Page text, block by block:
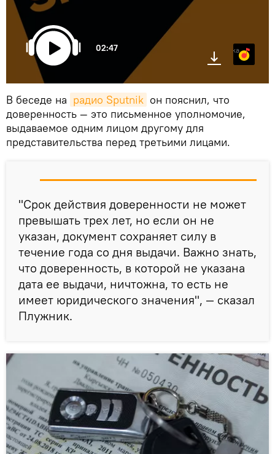
02:47 Яндекс.Музыка
В беседе на радио Sputnik он пояснил, что
доверенность — это письменное уполномочие,
выдаваемое одним лицом другому для
представительства перед третьими лицами.
"Срок действия доверенности не может
превышать трех лет, но если он не
указан, документ сохраняет силу в
течение года со дня выдачи. Важно знать,
что доверенность, в которой не указана
дата ее выдачи, ничтожна, то есть не
имеет юридического значения", — сказал
Плужник.